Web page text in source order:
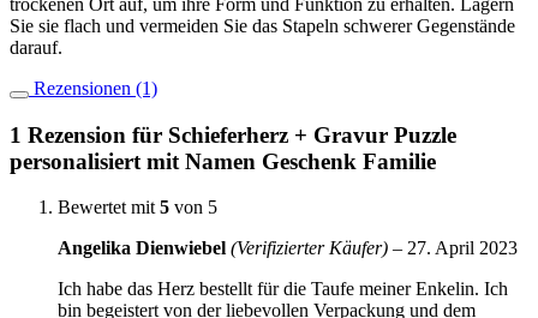
Sie sie flach und vermeiden Sie das Stapeln schwerer Gegenstände
darauf.
Rezensionen (1)
1 Rezension für Schieferherz + Gravur Puzzle
personalisiert mit Namen Geschenk Familie
Bewertet mit 5 von 5
Angelika Dienwiebel (Verifizierter Käufer) – 27. April 2023
Ich habe das Herz bestellt für die Taufe meiner Enkelin. Ich
bin begeistert von der liebevollen Verpackung und dem